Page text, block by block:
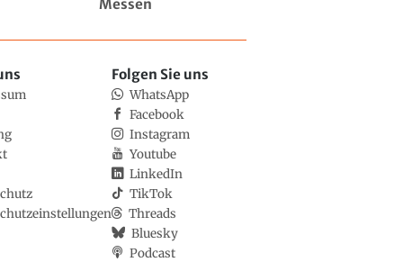
Messen
Folgen Sie uns
WhatsApp
Facebook
Instagram
Youtube
LinkedIn
TikTok
Threads
Bluesky
Podcast